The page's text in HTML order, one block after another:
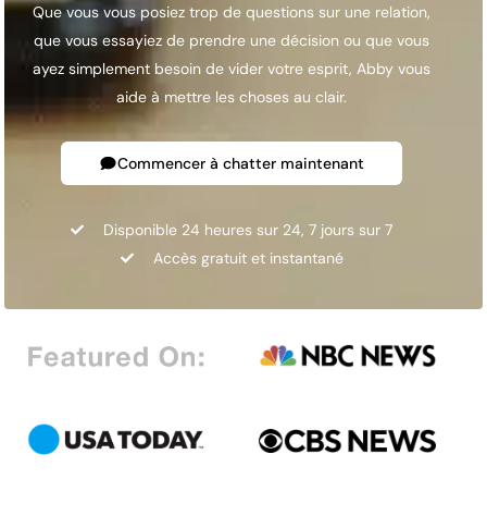
Que vous vous posiez trop de questions sur une relation,
que vous essayiez de prendre une décision ou que vous
ayez simplement besoin de vider votre esprit, Abby vous
aide à mettre les choses au clair.
Commencer à chatter maintenant
Disponible 24 heures sur 24, 7 jours sur 7
Accès gratuit et instantané